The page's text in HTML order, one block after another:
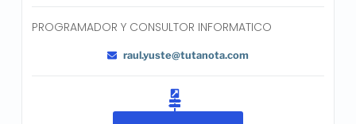
PROGRAMADOR Y CONSULTOR INFORMATICO
raul.yuste@tutanota.com